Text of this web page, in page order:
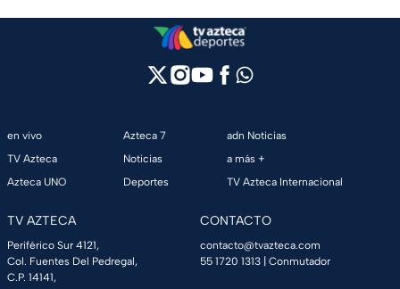
en vivo
TV Azteca
Azteca UNO
Azteca 7
Noticias
Deportes
adn Noticias
a más +
TV Azteca Internacional
TV AZTECA
Periférico Sur 4121,
Col. Fuentes Del Pedregal,
C.P. 14141,
CONTACTO
contacto@tvazteca.com
55 1720 1313 | Conmutador